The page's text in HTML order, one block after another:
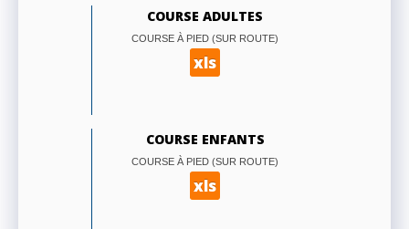
COURSE ADULTES
COURSE À PIED (SUR ROUTE)
xls
COURSE ENFANTS
COURSE À PIED (SUR ROUTE)
xls